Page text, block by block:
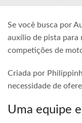
Se você busca por
auxílio de pista para
competições de
Criada por
necessidade de
Uma equipe